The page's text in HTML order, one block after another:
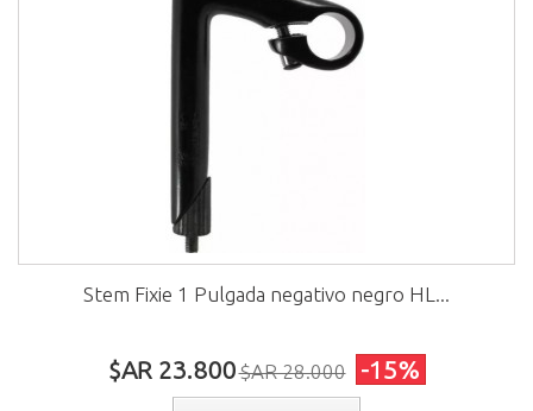
Stem Fixie 1 Pulgada negativo negro HL...
$AR 23.800$AR 28.000 -15%